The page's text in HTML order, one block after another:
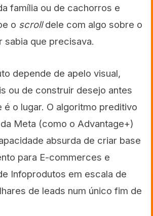
família ou de cachorros e
o scrolldele com algo sobre o
sabia que precisava.
depende de apelo visual,
ou de construir desejo antes
é o lugar. O algoritmo preditivo
Meta (como o Advantage+)
absurda de criar base
para E-commerces e
Infoprodutos em escala de
de leads num único fim de